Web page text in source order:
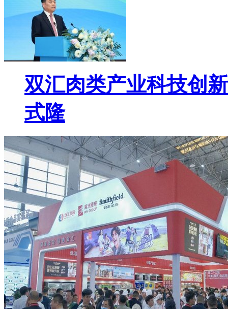
双汇肉类产业科技创
式隆